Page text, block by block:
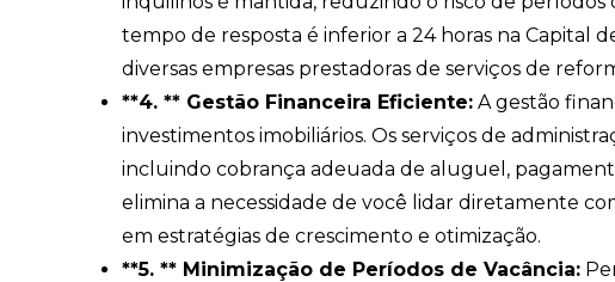
tempo de resposta é inferior a 24 horas na Capital
diversas empresas prestadoras de serviços de
**4. ** Gestão Financeira Eficiente: A gestão
investimentos imobiliários. Os serviços de
incluindo cobrança adeuada de aluguel,
elimina a necessidade de você lidar diretamente
em estratégias de crescimento e otimização.
**5. ** Minimização de Períodos de Vacância: